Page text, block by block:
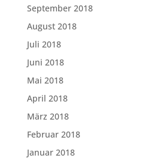
September 2018
August 2018
Juli 2018
Juni 2018
Mai 2018
April 2018
März 2018
Februar 2018
Januar 2018